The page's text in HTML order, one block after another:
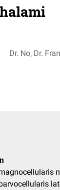
Dr. No, Dr.